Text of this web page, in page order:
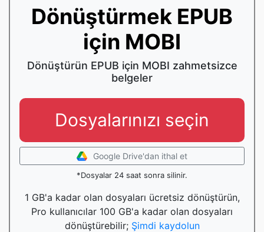
Dönüştürmek EPUB
için MOBI
Dönüştürün EPUB için MOBI zahmetsizce
belgeler
Dosyalarınızı seçin
Google Drive'dan ithal et
*Dosyalar 24 saat sonra silinir.
1 GB'a kadar olan dosyaları ücretsiz dönüştürün,
Pro kullanıcılar 100 GB'a kadar olan dosyaları
dönüştürebilir; Şimdi kaydolun